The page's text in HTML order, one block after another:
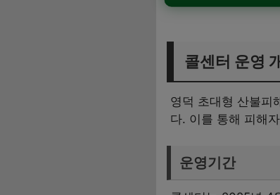
콜센터 운영
영덕 초대형 산불피
다. 이를 통해 피해
운영기간